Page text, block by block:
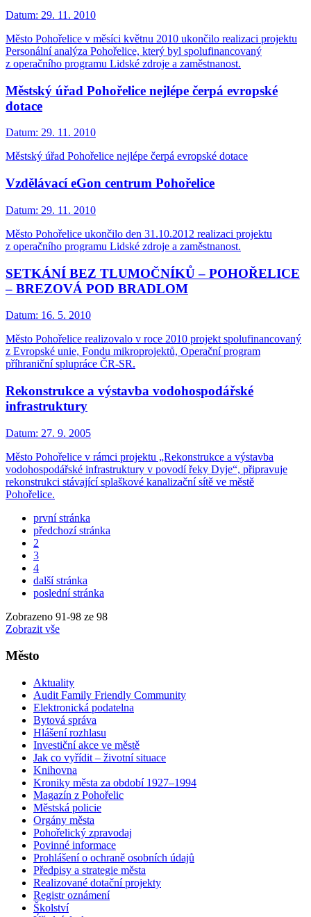
Datum: 29. 11. 2010
Město Pohořelice v měsíci květnu 2010 ukončilo realizaci projektu
Personální analýza Pohořelice, který byl spolufinancovaný
z operačního programu Lidské zdroje a zaměstnanost.
Městský úřad Pohořelice nejlépe čerpá evropské
dotace
Datum: 29. 11. 2010
Městský úřad Pohořelice nejlépe čerpá evropské dotace
Vzdělávací eGon centrum Pohořelice
Datum: 29. 11. 2010
Město Pohořelice ukončilo den 31.10.2012 realizaci projektu
z operačního programu Lidské zdroje a zaměstnanost.
SETKÁNÍ BEZ TLUMOČNÍKŮ – POHOŘELICE
– BREZOVÁ POD BRADLOM
Datum: 16. 5. 2010
Město Pohořelice realizovalo v roce 2010 projekt spolufinancovaný
z Evropské unie, Fondu mikroprojektů, Operační program
příhraniční splupráce ČR-SR.
Rekonstrukce a výstavba vodohospodářské
infrastruktury
Datum: 27. 9. 2005
Město Pohořelice v rámci projektu „Rekonstrukce a výstavba
vodohospodářské infrastruktury v povodí řeky Dyje“, připravuje
rekonstrukci stávající splaškové kanalizační sítě ve městě
Pohořelice.
první stránka
předchozí stránka
2
3
4
další stránka
poslední stránka
Zobrazeno 91-98 ze 98
Zobrazit vše
Město
Aktuality
Audit Family Friendly Community
Elektronická podatelna
Bytová správa
Hlášení rozhlasu
Investiční akce ve městě
Jak co vyřídit – životní situace
Knihovna
Kroniky města za období 1927–1994
Magazín z Pohořelic
Městská policie
Orgány města
Pohořelický zpravodaj
Povinné informace
Prohlášení o ochraně osobních údajů
Předpisy a strategie města
Realizované dotační projekty
Registr oznámení
Školství